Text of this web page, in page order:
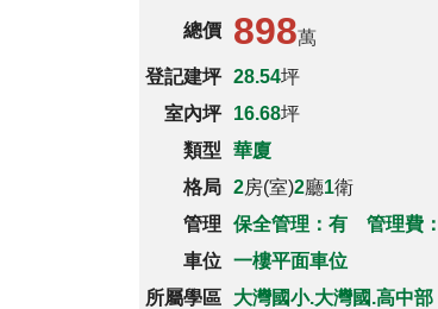
總價 898萬
登記建坪 28.54坪
室內坪
16.68坪
類型
華廈
格局 2房(室)2廳1衛
管理
保全管理：有 管理費
車位 一樓平面車位
所屬學區
大灣國小.大灣國.高中部